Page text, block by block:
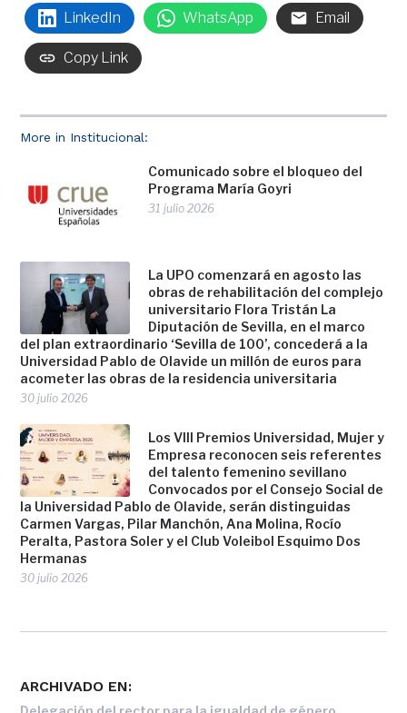
More in Institucional:
Comunicado sobre el bloqueo del
Programa María Goyri
31 julio 2026
La UPO comenzará en agosto las
obras de rehabilitación del complejo
universitario Flora Tristán La
Diputación de Sevilla, en el marco
del plan extraordinario ‘Sevilla de 100’, concederá a la
Universidad Pablo de Olavide un millón de euros para
acometer las obras de la residencia universitaria
30 julio 2026
Los VIII Premios Universidad, Mujer y
Empresa reconocen seis referentes
del talento femenino sevillano
Convocados por el Consejo Social de
la Universidad Pablo de Olavide, serán distinguidas
Carmen Vargas, Pilar Manchón, Ana Molina, Rocío
Peralta, Pastora Soler y el Club Voleibol Esquimo Dos
Hermanas
30 julio 2026
LinkedIn WhatsApp Email
Copy Link
ARCHIVADO EN: